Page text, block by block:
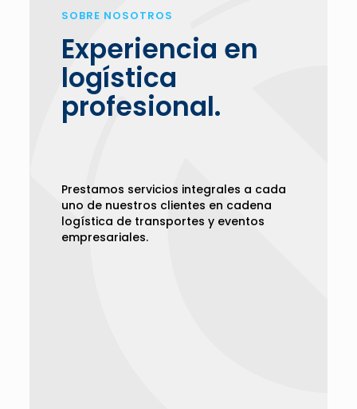
SOBRE NOSOTROS
Experiencia en
logística
profesional.
Prestamos servicios integrales a cada
uno de nuestros clientes en cadena
logística de transportes y eventos
empresariales.